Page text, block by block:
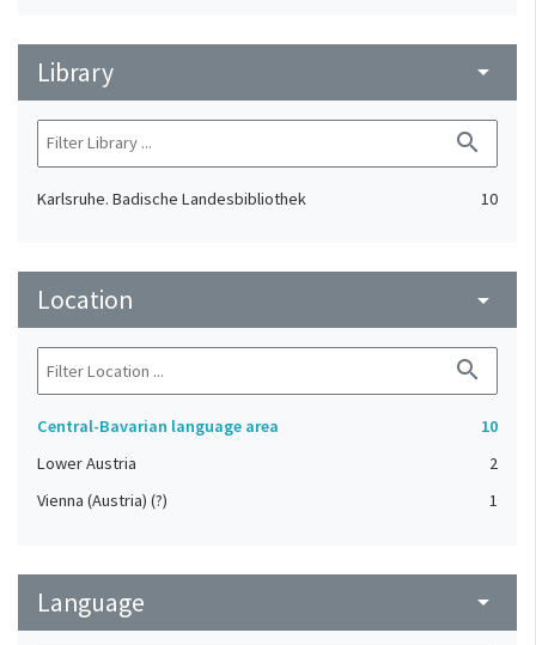
Library arrow_drop_down
search
Karlsruhe. Badische Landesbibliothek 10
Location arrow_drop_down
search
Central-Bavarian language area
10
Lower Austria
2
Vienna (Austria) (?)
1
Language arrow_drop_down